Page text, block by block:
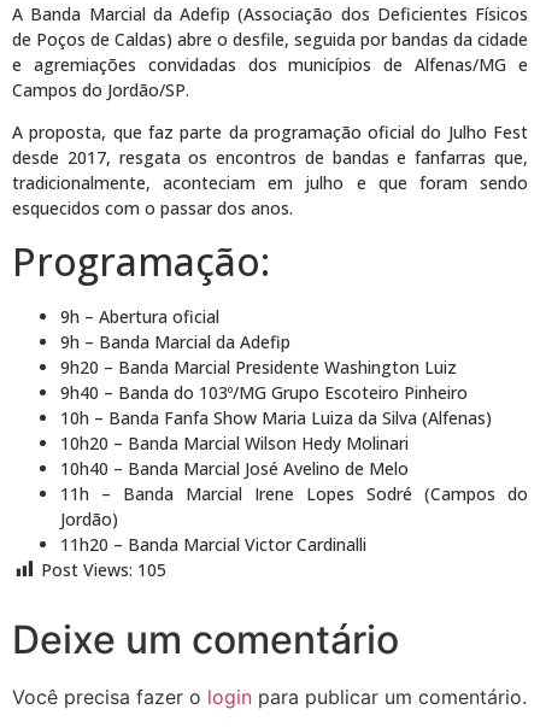
A Banda Marcial da Adefip (Associação dos Deficientes Físicos
de Poços de Caldas) abre o desfile, seguida por bandas da cidade
e agremiações convidadas dos municípios de Alfenas/MG e
Campos do Jordão/SP.
A proposta, que faz parte da programação oficial do Julho Fest
desde 2017, resgata os encontros de bandas e fanfarras que,
tradicionalmente, aconteciam em julho e que foram sendo
esquecidos com o passar dos anos.
Programação:
9h – Abertura oficial
9h – Banda Marcial da Adefip
9h20 – Banda Marcial Presidente Washington Luiz
9h40 – Banda do 103º/MG Grupo Escoteiro Pinheiro
10h – Banda Fanfa Show Maria Luiza da Silva (Alfenas)
10h20 – Banda Marcial Wilson Hedy Molinari
10h40 – Banda Marcial José Avelino de Melo
11h – Banda Marcial Irene Lopes Sodré (Campos do
Jordão)
11h20 – Banda Marcial Victor Cardinalli
Post Views: 105
Deixe um comentário
Você precisa fazer o login para publicar um comentário.